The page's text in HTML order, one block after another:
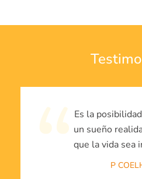
Es la
un sueño
que la vida sea
P